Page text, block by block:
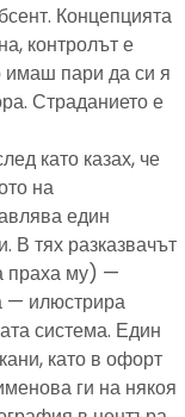
Концепцията
контролът е
имаш пари да си я
Страданието е
като казах, че
на
един
В тях разказвачът
праха му) —
— илюстрира
система. Един
като в офорт
ги на някоя